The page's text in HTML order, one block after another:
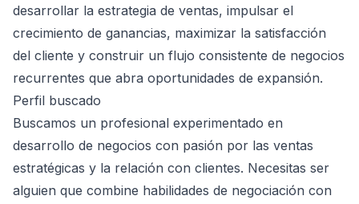
desarrollar la estrategia de ventas, impulsar el
crecimiento de ganancias, maximizar la satisfacción
del cliente y construir un flujo consistente de negocios
recurrentes que abra oportunidades de expansión.
Perfil buscado
Buscamos un profesional experimentado en
desarrollo de negocios con pasión por las ventas
estratégicas y la relación con clientes. Necesitas ser
alguien que combine habilidades de negociación con